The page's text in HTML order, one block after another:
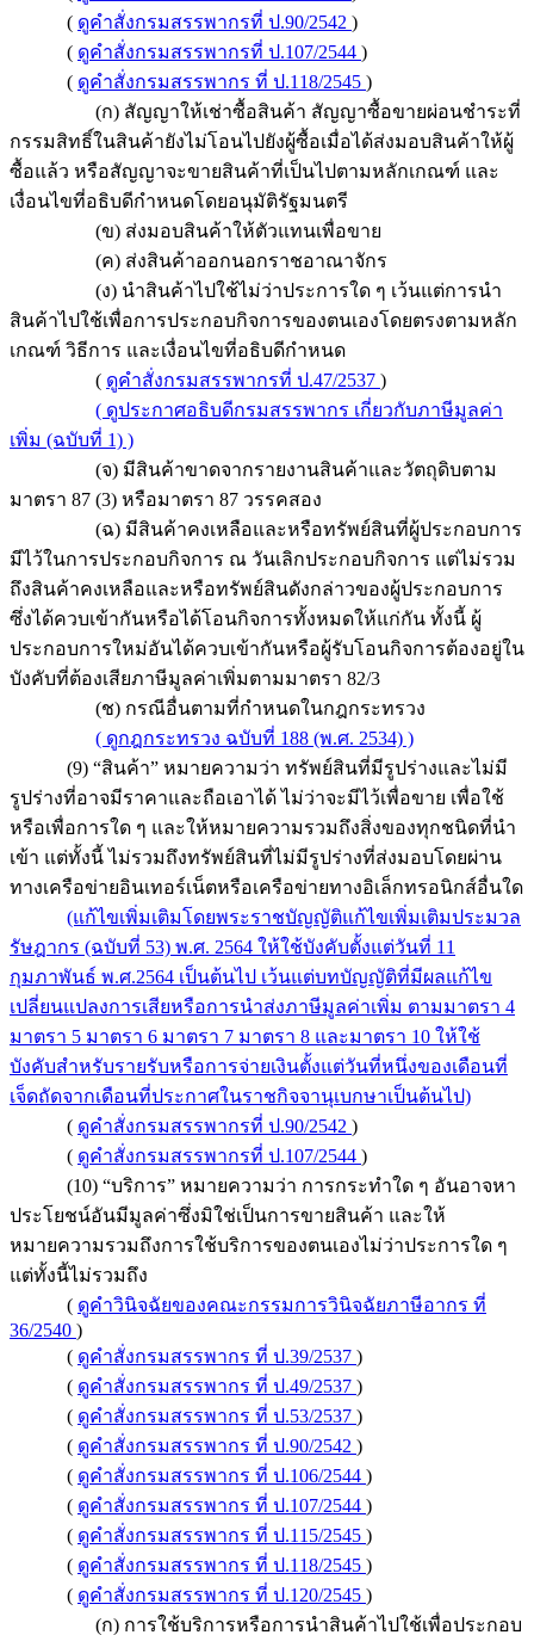
( ดูคำสั่งกรมสรรพากรที่ ป.90/2542 )
( ดูคำสั่งกรมสรรพากรที่ ป.107/2544 )
( ดูคำสั่งกรมสรรพากร ที่ ป.118/2545 )
(ก) สัญญาให้เช่าซื้อสินค้า สัญญาซื้อขายผ่อนชำระที่
กรรมสิทธิ์ในสินค้ายังไม่โอนไปยังผู้ซื้อเมื่อได้ส่งมอบสินค้าให้ผู้
ซื้อแล้ว หรือสัญญาจะขายสินค้าที่เป็นไปตามหลักเกณฑ์ และ
เงื่อนไขที่อธิบดีกำหนดโดยอนุมัติรัฐมนตรี
(ข) ส่งมอบสินค้าให้ตัวแทนเพื่อขาย
(ค) ส่งสินค้าออกนอกราชอาณาจักร
(ง) นำสินค้าไปใช้ไม่ว่าประการใด ๆ เว้นแต่การนำ
สินค้าไปใช้เพื่อการประกอบกิจการของตนเองโดยตรงตามหลัก
เกณฑ์ วิธีการ และเงื่อนไขที่อธิบดีกำหนด
( ดูคำสั่งกรมสรรพากรที่ ป.47/2537 )
( ดูประกาศอธิบดีกรมสรรพากร เกี่ยวกับภาษีมูลค่า
เพิ่ม (ฉบับที่ 1) )
(จ) มีสินค้าขาดจากรายงานสินค้าและวัตถุดิบตาม
มาตรา 87 (3) หรือมาตรา 87 วรรคสอง
(ฉ) มีสินค้าคงเหลือและหรือทรัพย์สินที่ผู้ประกอบการ
มีไว้ในการประกอบกิจการ ณ วันเลิกประกอบกิจการ แต่ไม่รวม
ถึงสินค้าคงเหลือและหรือทรัพย์สินดังกล่าวของผู้ประกอบการ
ซึ่งได้ควบเข้ากันหรือได้โอนกิจการทั้งหมดให้แก่กัน ทั้งนี้ ผู้
ประกอบการใหม่อันได้ควบเข้ากันหรือผู้รับโอนกิจการต้องอยู่ใน
บังคับที่ต้องเสียภาษีมูลค่าเพิ่มตามมาตรา 82/3
(ช) กรณีอื่นตามที่กำหนดในกฎกระทรวง
( ดูกฎกระทรวง ฉบับที่ 188 (พ.ศ. 2534) )
(9) “สินค้า” หมายความว่า ทรัพย์สินที่มีรูปร่างและไม่มี
รูปร่างที่อาจมีราคาและถือเอาได้ ไม่ว่าจะมีไว้เพื่อขาย เพื่อใช้
หรือเพื่อการใด ๆ และให้หมายความรวมถึงสิ่งของทุกชนิดที่นำ
เข้า แต่ทั้งนี้ ไม่รวมถึงทรัพย์สินที่ไม่มีรูปร่างที่ส่งมอบโดยผ่าน
ทางเครือข่ายอินเทอร์เน็ตหรือเครือข่ายทางอิเล็กทรอนิกส์อื่นใด
(แก้ไขเพิ่มเติมโดยพระราชบัญญัติแก้ไขเพิ่มเติมประมวล
รัษฎากร (ฉบับที่ 53) พ.ศ. 2564 ให้ใช้บังคับตั้งแต่วันที่ 11
กุมภาพันธ์ พ.ศ.2564 เป็นต้นไป เว้นแต่บทบัญญัติที่มีผลแก้ไข
เปลี่ยนแปลงการเสียหรือการนำส่งภาษีมูลค่าเพิ่ม ตามมาตรา 4
มาตรา 5 มาตรา 6 มาตรา 7 มาตรา 8 และมาตรา 10 ให้ใช้
บังคับสำหรับรายรับหรือการจ่ายเงินตั้งแต่วันที่หนึ่งของเดือนที่
เจ็ดถัดจากเดือนที่ประกาศในราชกิจจานุเบกษาเป็นต้นไป)
( ดูคำสั่งกรมสรรพากรที่ ป.90/2542 )
( ดูคำสั่งกรมสรรพากรที่ ป.107/2544 )
(10) “บริการ” หมายความว่า การกระทำใด ๆ อันอาจหา
ประโยชน์อันมีมูลค่าซึ่งมิใช่เป็นการขายสินค้า และให้
หมายความรวมถึงการใช้บริการของตนเองไม่ว่าประการใด ๆ
แต่ทั้งนี้ไม่รวมถึง
( ดูคำวินิจฉัยของคณะกรรมการวินิจฉัยภาษีอากร ที่
36/2540 )
( ดูคำสั่งกรมสรรพากร ที่ ป.39/2537 )
( ดูคำสั่งกรมสรรพากร ที่ ป.49/2537 )
( ดูคำสั่งกรมสรรพากร ที่ ป.53/2537 )
( ดูคำสั่งกรมสรรพากร ที่ ป.90/2542 )
( ดูคำสั่งกรมสรรพากร ที่ ป.106/2544 )
( ดูคำสั่งกรมสรรพากร ที่ ป.107/2544 )
( ดูคำสั่งกรมสรรพากร ที่ ป.115/2545 )
( ดูคำสั่งกรมสรรพากร ที่ ป.118/2545 )
( ดูคำสั่งกรมสรรพากร ที่ ป.120/2545 )
(ก) การใช้บริการหรือการนำสินค้าไปใช้เพื่อประกอบ